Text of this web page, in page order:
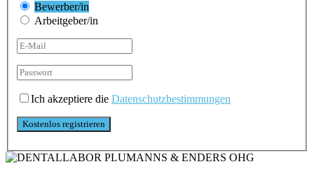
Bewerber/in
Arbeitgeber/in
Ich akzeptiere die Datenschutzbestimmungen